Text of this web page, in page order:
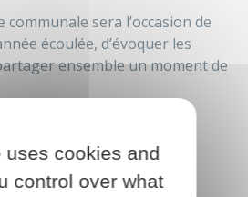
sera l’occasion de
écoulée, d’évoquer les
ensemble un moment de
d’un verre de l’amitié.
sur votre présence.
uses cookies and
control over what